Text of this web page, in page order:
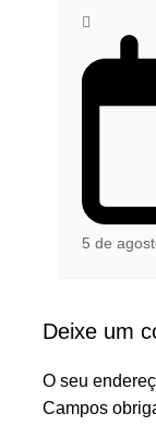
5 de
Deixe um
O seu
Campos